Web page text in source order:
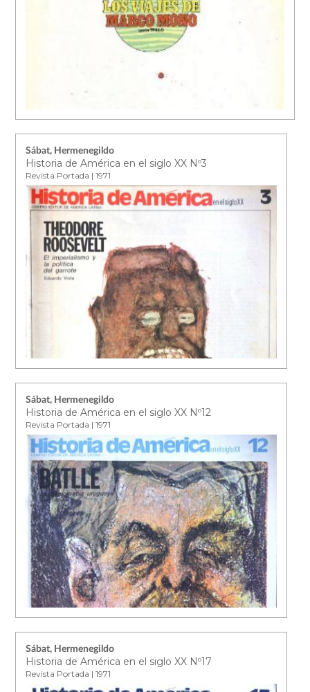
Sábat, Hermenegildo
Historia de América en el siglo XX Nº3
Revista Portada | 1971
Sábat, Hermenegildo
Historia de América en el siglo XX Nº12
Revista Portada | 1971
Sábat, Hermenegildo
Historia de América en el siglo XX Nº17
Revista Portada | 1971